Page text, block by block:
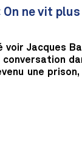
On ne vit
Jacques
conversation
une